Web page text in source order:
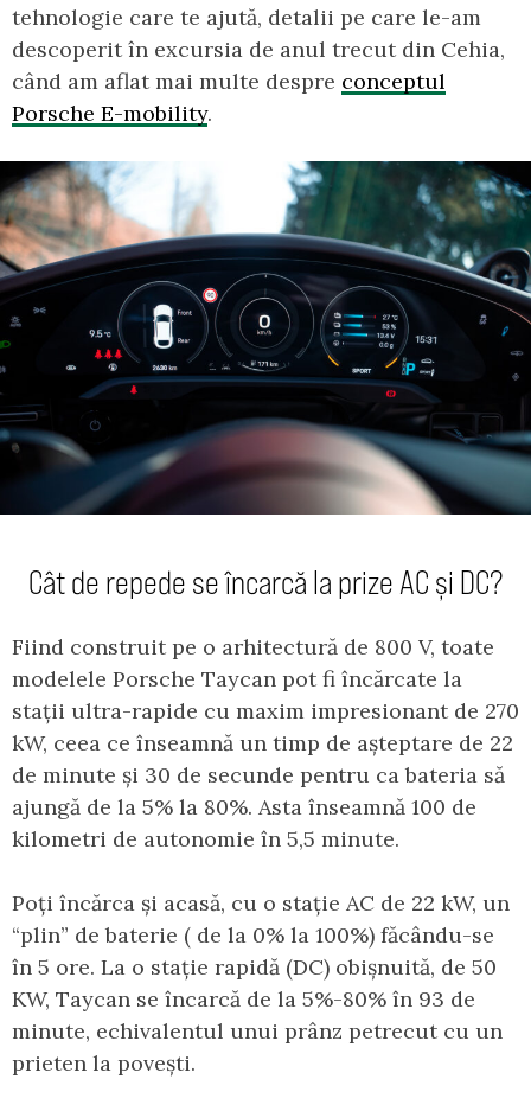
tehnologie care te ajută, detalii pe care le-am
descoperit în excursia de anul trecut din Cehia,
când am aflat mai multe despre conceptul
Porsche E-mobility.
Cât de repede se încarcă la prize AC și DC?
Fiind construit pe o arhitectură de 800 V, toate
modelele Porsche Taycan pot fi încărcate la
stații ultra-rapide cu maxim impresionant de 270
kW, ceea ce înseamnă un timp de așteptare de 22
de minute și 30 de secunde pentru ca bateria să
ajungă de la 5% la 80%. Asta înseamnă 100 de
kilometri de autonomie în 5,5 minute.
Poți încărca și acasă, cu o stație AC de 22 kW, un
“plin” de baterie ( de la 0% la 100%) făcându-se
în 5 ore. La o stație rapidă (DC) obișnuită, de 50
KW, Taycan se încarcă de la 5%-80% în 93 de
minute, echivalentul unui prânz petrecut cu un
prieten la povești.